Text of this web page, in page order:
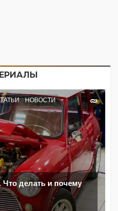
НОВОСТИ
делать и почему